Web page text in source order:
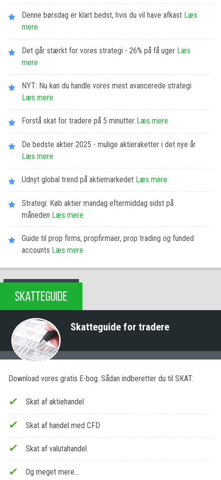
Denne børsdag er klart bedst, hvis du vil have afkast Læs
mere
Det går stærkt for vores strategi - 26% på få uger Læs
mere
NYT: Nu kan du handle vores mest avancerede strategi
Læs mere
Forstå skat for tradere på 5 minutter Læs mere
De bedste aktier 2025 - mulige aktieraketter i det nye år
Læs mere
Udnyt global trend på aktiemarkedet Læs mere
Strategi: Køb aktier mandag eftermiddag sidst på
måneden Læs mere
Guide til prop firms, propfirmaer, prop trading og funded
accounts Læs mere
SKATTEGUIDE
Skatteguide for tradere
Download vores gratis E-bog. Sådan indberetter du til SKAT:
Skat af aktiehandel
Skat af handel med CFD
Skat af valutahandel
Og meget mere…